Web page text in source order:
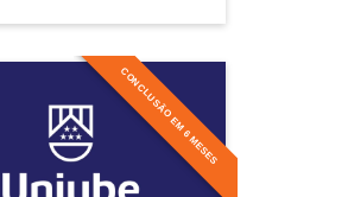
10h CONCLUSÃO EM 6 MESES
Especialização em
Melhoramento Genético
Bovino
Detalhes do curso